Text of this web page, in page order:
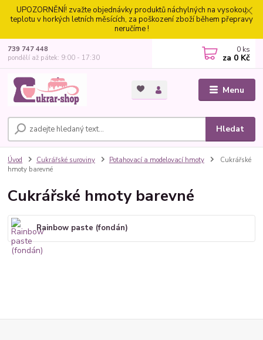
UPOZORNĚNÍ! zvažte objednávky produktů náchylných na vysokou
teplotu v horkých letních měsících, za poškození zboží během přepravy
neručíme !
Menu
Hledat
739 747 448
pondělí až pátek: 9:00 - 17:30
0 ks
za 0 Kč
Úvod Cukrářské suroviny Potahovací a modelovací hmoty
Cukrářské
hmoty barevné
Cukrářské hmoty barevné
Rainbow paste (fondán)